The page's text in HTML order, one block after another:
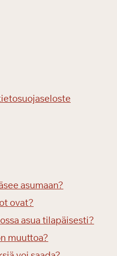
asumaan?
ovat?
asua tilapäisesti?
muuttoa?